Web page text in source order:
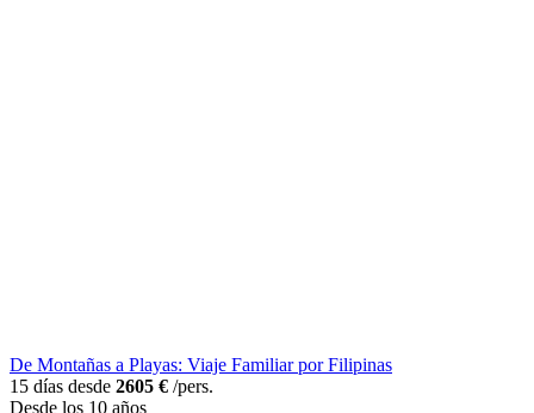
De Montañas a Playas: Viaje Familiar por Filipinas
15 días desde 2605 € /pers.
Desde los 10 años